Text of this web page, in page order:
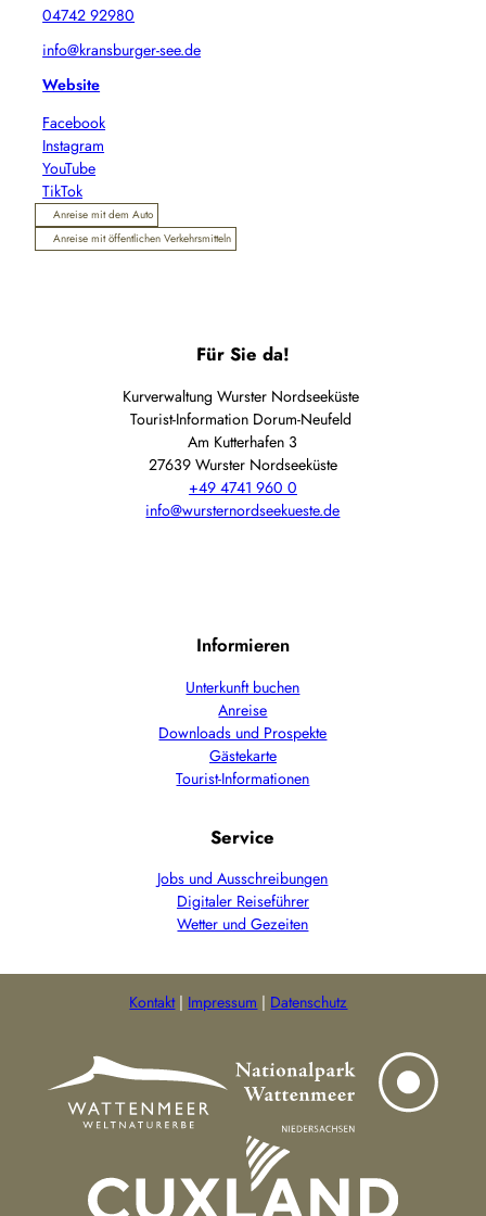
04742 92980
info@kransburger-see.de
Website
Facebook
Instagram
YouTube
TikTok
Anreise mit dem Auto
Anreise mit öffentlichen Verkehrsmitteln
Für Sie da!
Kurverwaltung Wurster Nordseeküste
Tourist-Information Dorum-Neufeld
Am Kutterhafen 3
27639 Wurster Nordseeküste
+49 4741 960 0
info@wursternordseekueste.de
Informieren
Unterkunft buchen
Anreise
Downloads und Prospekte
Gästekarte
Tourist-Informationen
Service
Jobs und Ausschreibungen
Digitaler Reiseführer
Wetter und Gezeiten
Kontakt Impressum Datenschutz